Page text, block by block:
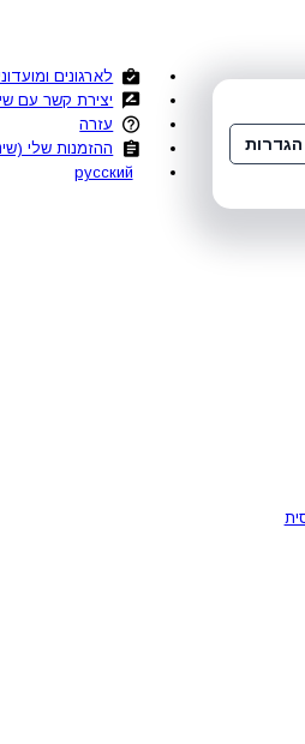
לארגונים
יצירת קשר עם
עזרה
ההזמנות שלי
русский
הגדרות